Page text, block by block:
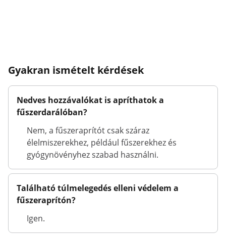
Gyakran ismételt kérdések
Nedves hozzávalókat is apríthatok a
fűszerdarálóban?
Nem, a fűszeraprítót csak száraz
élelmiszerekhez, például fűszerekhez és
gyógynövényhez szabad használni.
Található túlmelegedés elleni védelem a
fűszeraprítón?
Igen.